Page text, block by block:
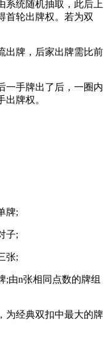
统随机抽取，此后上
首轮出牌权。若为双
牌，后家出牌需比前
手牌出了后，一圈内
牌权。
牌;
子;
张;
n张相同点数的牌组
经典双扣中最大的牌